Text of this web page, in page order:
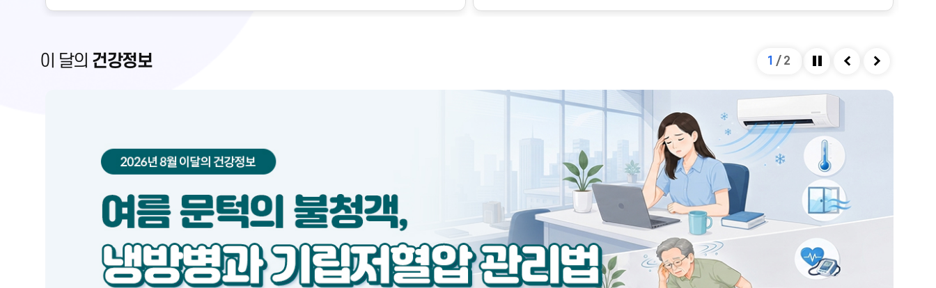
금만 변해도 혈압에 큰 영향을 미칩니다. 혈관의 직경은 혈관을 확장시키는 인자와
벗어난 병적인 상태로, 질병의 종류 및 심한 정도에 따라 혈압이 낮아지는 정도가 다
이 달의 건강정보 2 / 2